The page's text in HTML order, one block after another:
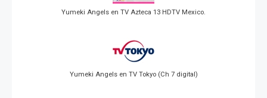
Yumeki Angels en TV Azteca 13 HDTV Mexico.
Yumeki Angels en TV Tokyo (Ch 7 digital)